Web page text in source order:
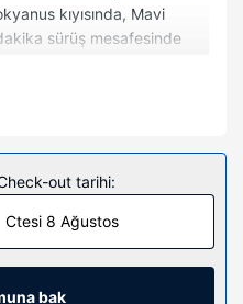
kıyısında, Mavi
sürüş mesafesinde
mi) ve Half Moon Körfezi ile
ve Akıllı
balkon bulunur.
için kablolu TV
küvet ve duş, jakuzi ve
out tarihi:
Ctesi 8 Ağustos
bak